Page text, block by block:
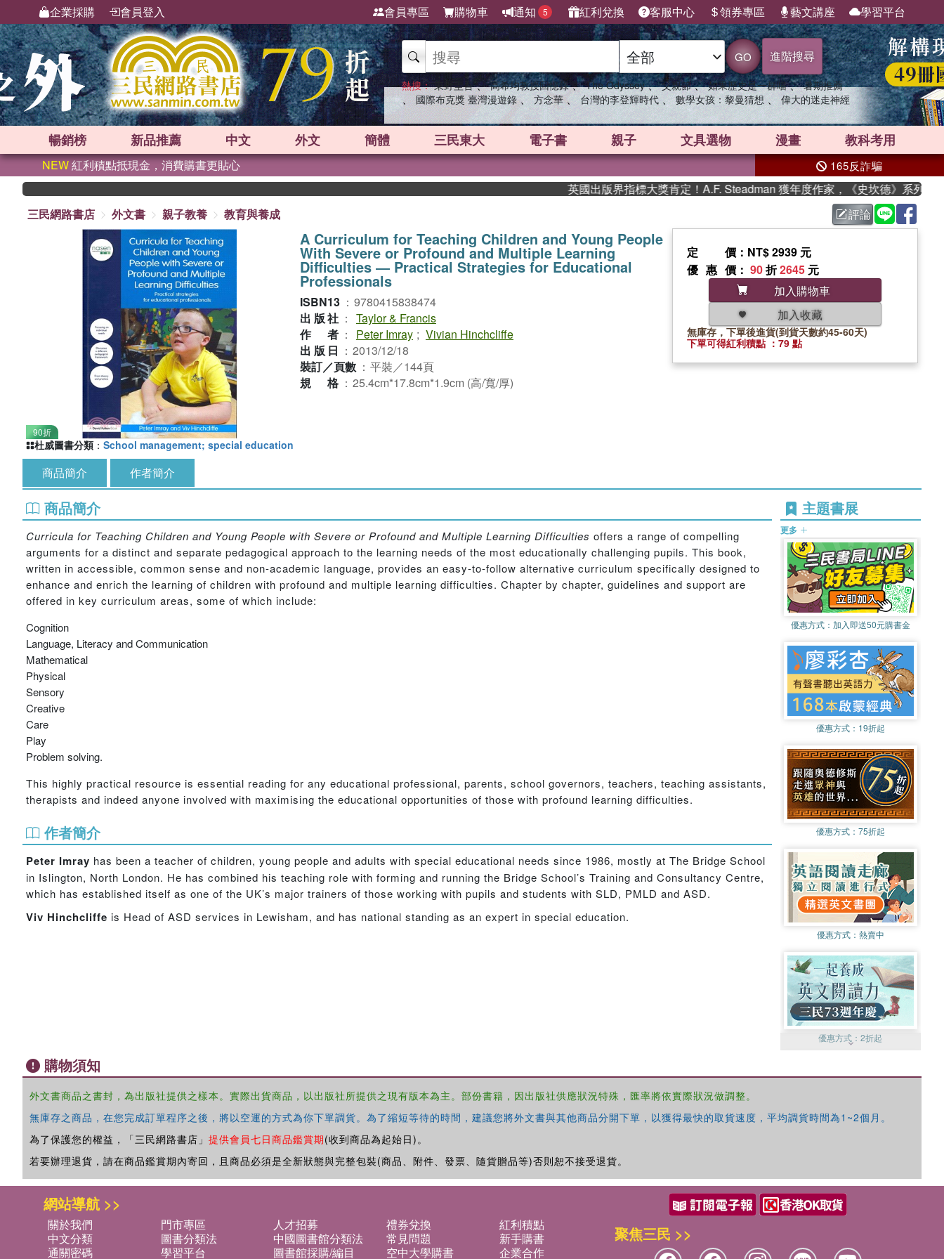
企業採購 會員登入 會員專區 購物車 通知 5 紅利兌換 客服中心 領券專區 藝文講座 學習平台
GO 進階搜尋
熱搜： 東野圭吾 、 高希均教授回憶錄 、 The Odyssey 、 父親節 、 如果歷史是一群喵 、 暑期推薦
、 國際布克獎 臺灣漫遊錄 、 方念華 、 台灣的李登輝時代 、 數學女孩：黎曼猜想 、 偉大的迷走神經
暢銷榜 新品推薦 中文 外文 簡體 三民東大 電子書 親子 文具選物 漫畫 教科考用
NEW紅利積點抵現金，消費購書更貼心 165反詐騙
英國出版界指標大獎肯定！A.F. Steadman 獲年度作家，《史坎德》系列帶你踏
三民網路書店
外文書 親子教養 教育與養成 評論
90折
A Curriculum for Teaching Children and Young People
With Severe or Profound and Multiple Learning
Difficulties ― Practical Strategies for Educational
Professionals
ISBN13 ： 9780415838474
出版社 ： Taylor & Francis
作者 ： Peter Imray ; Vivian Hinchcliffe
出版日 ： 2013/12/18
裝訂／頁數 ： 平裝／144頁
規格 ： 25.4cm*17.8cm*1.9cm (高/寬/厚)
定價 ：NT$ 2939 元
優惠價 ： 90折2645 元
加入購物車
加入收藏
無庫存，下單後進貨(到貨天數約45-60天)
下單可得紅利積點 ：79 點
杜威圖書分類 ： School management; special education
商品簡介 作者簡介
商品簡介
Curricula for Teaching Children and Young People with Severe or Profound and Multiple Learning Difficulties offers a range of compelling
arguments for a distinct and separate pedagogical approach to the learning needs of the most educationally challenging pupils. This book,
written in accessible, common sense and non-academic language, provides an easy-to-follow alternative curriculum specifically designed to
enhance and enrich the learning of children with profound and multiple learning difficulties. Chapter by chapter, guidelines and support are
offered in key curriculum areas, some of which include:
Cognition
Language, Literacy and Communication
Mathematical
Physical
Sensory
Creative
Care
Play
Problem solving.
This highly practical resource is essential reading for any educational professional, parents, school governors, teachers, teaching assistants,
therapists and indeed anyone involved with maximising the educational opportunities of those with profound learning difficulties.
作者簡介
Peter Imray has been a teacher of children, young people and adults with special educational needs since 1986, mostly at The Bridge School
in Islington, North London. He has combined his teaching role with forming and running the Bridge School’s Training and Consultancy Centre,
which has established itself as one of the UK’s major trainers of those working with pupils and students with SLD, PMLD and ASD.
Viv Hinchcliffe is Head of ASD services in Lewisham, and has national standing as an expert in special education.
主題書展
更多
優惠方式： 加入即送50元購書金
優惠方式： 19折起
優惠方式： 75折起
優惠方式： 熱賣中
優惠方式：2折起
購物須知
外文書商品之書封，為出版社提供之樣本。實際出貨商品，以出版社所提供之現有版本為主。部份書籍，因出版社供應狀況特殊，匯率將依實際狀況做調整。
無庫存之商品，在您完成訂單程序之後，將以空運的方式為你下單調貨。為了縮短等待的時間，建議您將外文書與其他商品分開下單，以獲得最快的取貨速度，平均調貨時間為1~2個月。
為了保護您的權益，「三民網路書店」 提供會員七日商品鑑賞期(收到商品為起始日)。
若要辦理退貨，請在商品鑑賞期內寄回，且商品必須是全新狀態與完整包裝(商品、附件、發票、隨貨贈品等)否則恕不接受退貨。
網站導航 >>
關於我們 門市專區 人才招募 禮券兌換
紅利積點
中文分類
圖書分類法 中國圖書館分類法 常見問題
新手購書
通關密碼
學習平台 圖書館採購/編目 空中大學購書
企業合作
聚焦三民 >>